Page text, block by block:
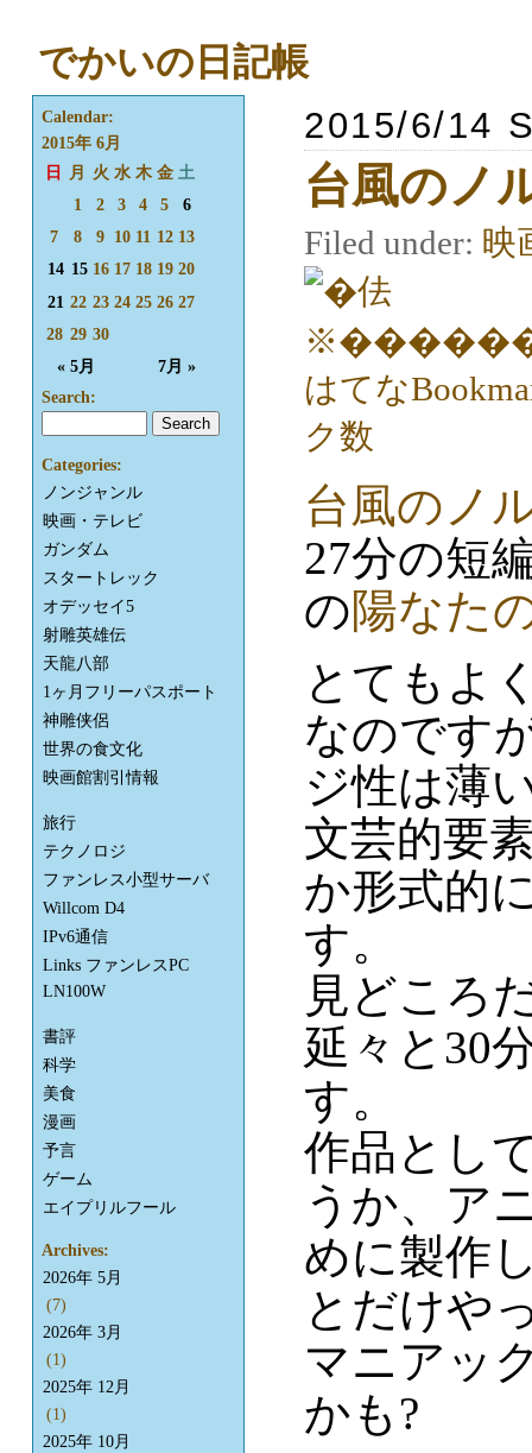
でかいの日記帳
2015/6/14
台風のノ
Filed under: 映
台風のノ
27分の短
の陽なた
とてもよ
なのです
ジ性は薄
文芸的要
か形式的
す。
見どころ
延々と30
す。
作品とし
うか、ア
めに製作
とだけや
マニアッ
かも?
Calendar:
2015年 6月
日
月 火 水 木 金 土
« 5月 7月 »
1 2 3 4 5
6
7
8 9 10 11 12 13
14 15 16 17 18 19 20
21 22 23 24 25 26 27
28 29 30
Search:
Categories:
ノンジャンル
映画・テレビ
ガンダム
スタートレック
オデッセイ5
射雕英雄伝
天龍八部
1ヶ月フリーパスポート
神雕侠侶
世界の食文化
映画館割引情報
旅行
テクノロジ
ファンレス小型サーバ
Willcom D4
IPv6通信
Links ファンレスPC
LN100W
書評
科学
美食
漫画
予言
ゲーム
エイプリルフール
Archives:
2026年 5月
(7)
2026年 3月
(1)
2025年 12月
(1)
2025年 10月